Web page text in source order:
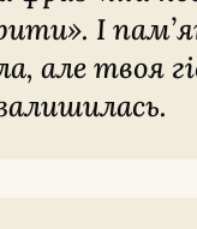
І
але твоя